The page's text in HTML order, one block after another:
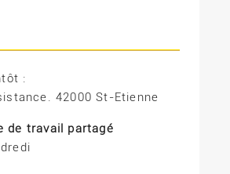
:
42000 St-Etienne
de travail partagé